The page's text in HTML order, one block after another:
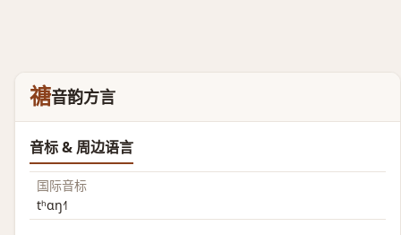
禟音韵方言
音标 & 周边语言
国际音标
tʰɑŋ˧˥